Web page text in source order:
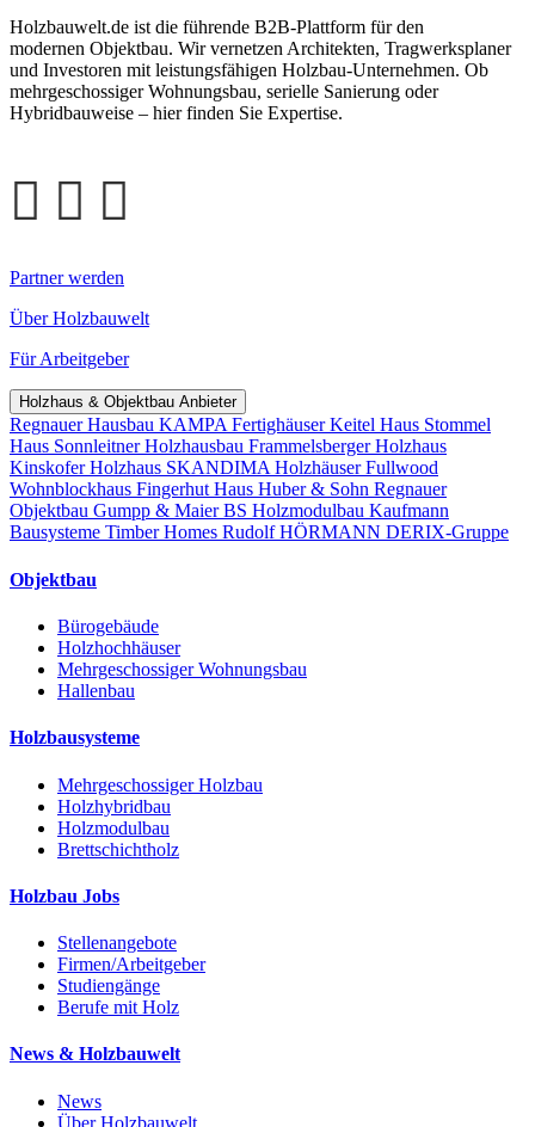
Holzbauwelt.de ist die führende B2B-Plattform für den
modernen Objektbau. Wir vernetzen Architekten, Tragwerksplaner
und Investoren mit leistungsfähigen Holzbau-Unternehmen. Ob
mehrgeschossiger Wohnungsbau, serielle Sanierung oder
Hybridbauweise – hier finden Sie Expertise.
Partner werden
Über Holzbauwelt
Für Arbeitgeber
Holzhaus & Objektbau Anbieter
Regnauer Hausbau KAMPA FertighäuserKeitel Haus Stommel
Haus Sonnleitner Holzhausbau Frammelsberger Holzhaus
Kinskofer Holzhaus SKANDIMA HolzhäuserFullwood
Wohnblockhaus Fingerhut Haus Huber & Sohn Regnauer
Objektbau Gumpp & MaierBS Holzmodulbau Kaufmann
Bausysteme Timber Homes Rudolf HÖRMANN DERIX-Gruppe
Objektbau
Bürogebäude
Holzhochhäuser
Mehrgeschossiger Wohnungsbau
Hallenbau
Holzbausysteme
Mehrgeschossiger Holzbau
Holzhybridbau
Holzmodulbau
Brettschichtholz
Holzbau Jobs
Stellenangebote
Firmen/Arbeitgeber
Studiengänge
Berufe mit Holz
News & Holzbauwelt
News
Über Holzbauwelt